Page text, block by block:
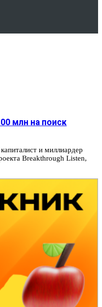
млн на поиск
и миллиардер
Breakthrough Listen,